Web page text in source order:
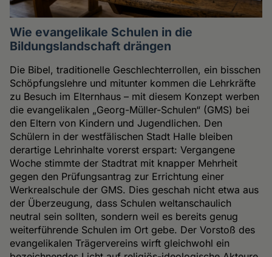
Wie evangelikale Schulen in die
Bildungslandschaft drängen
Die Bibel, traditionelle Geschlechterrollen, ein bisschen
Schöpfungslehre und mitunter kommen die Lehrkräfte
zu Besuch im Elternhaus – mit diesem Konzept werben
die evangelikalen „Georg-Müller-Schulen“ (GMS) bei
den Eltern von Kindern und Jugendlichen. Den
Schülern in der westfälischen Stadt Halle bleiben
derartige Lehrinhalte vorerst erspart: Vergangene
Woche stimmte der Stadtrat mit knapper Mehrheit
gegen den Prüfungsantrag zur Errichtung einer
Werkrealschule der GMS. Dies geschah nicht etwa aus
der Überzeugung, dass Schulen weltanschaulich
neutral sein sollten, sondern weil es bereits genug
weiterführende Schulen im Ort gebe. Der Vorstoß des
evangelikalen Trägervereins wirft gleichwohl ein